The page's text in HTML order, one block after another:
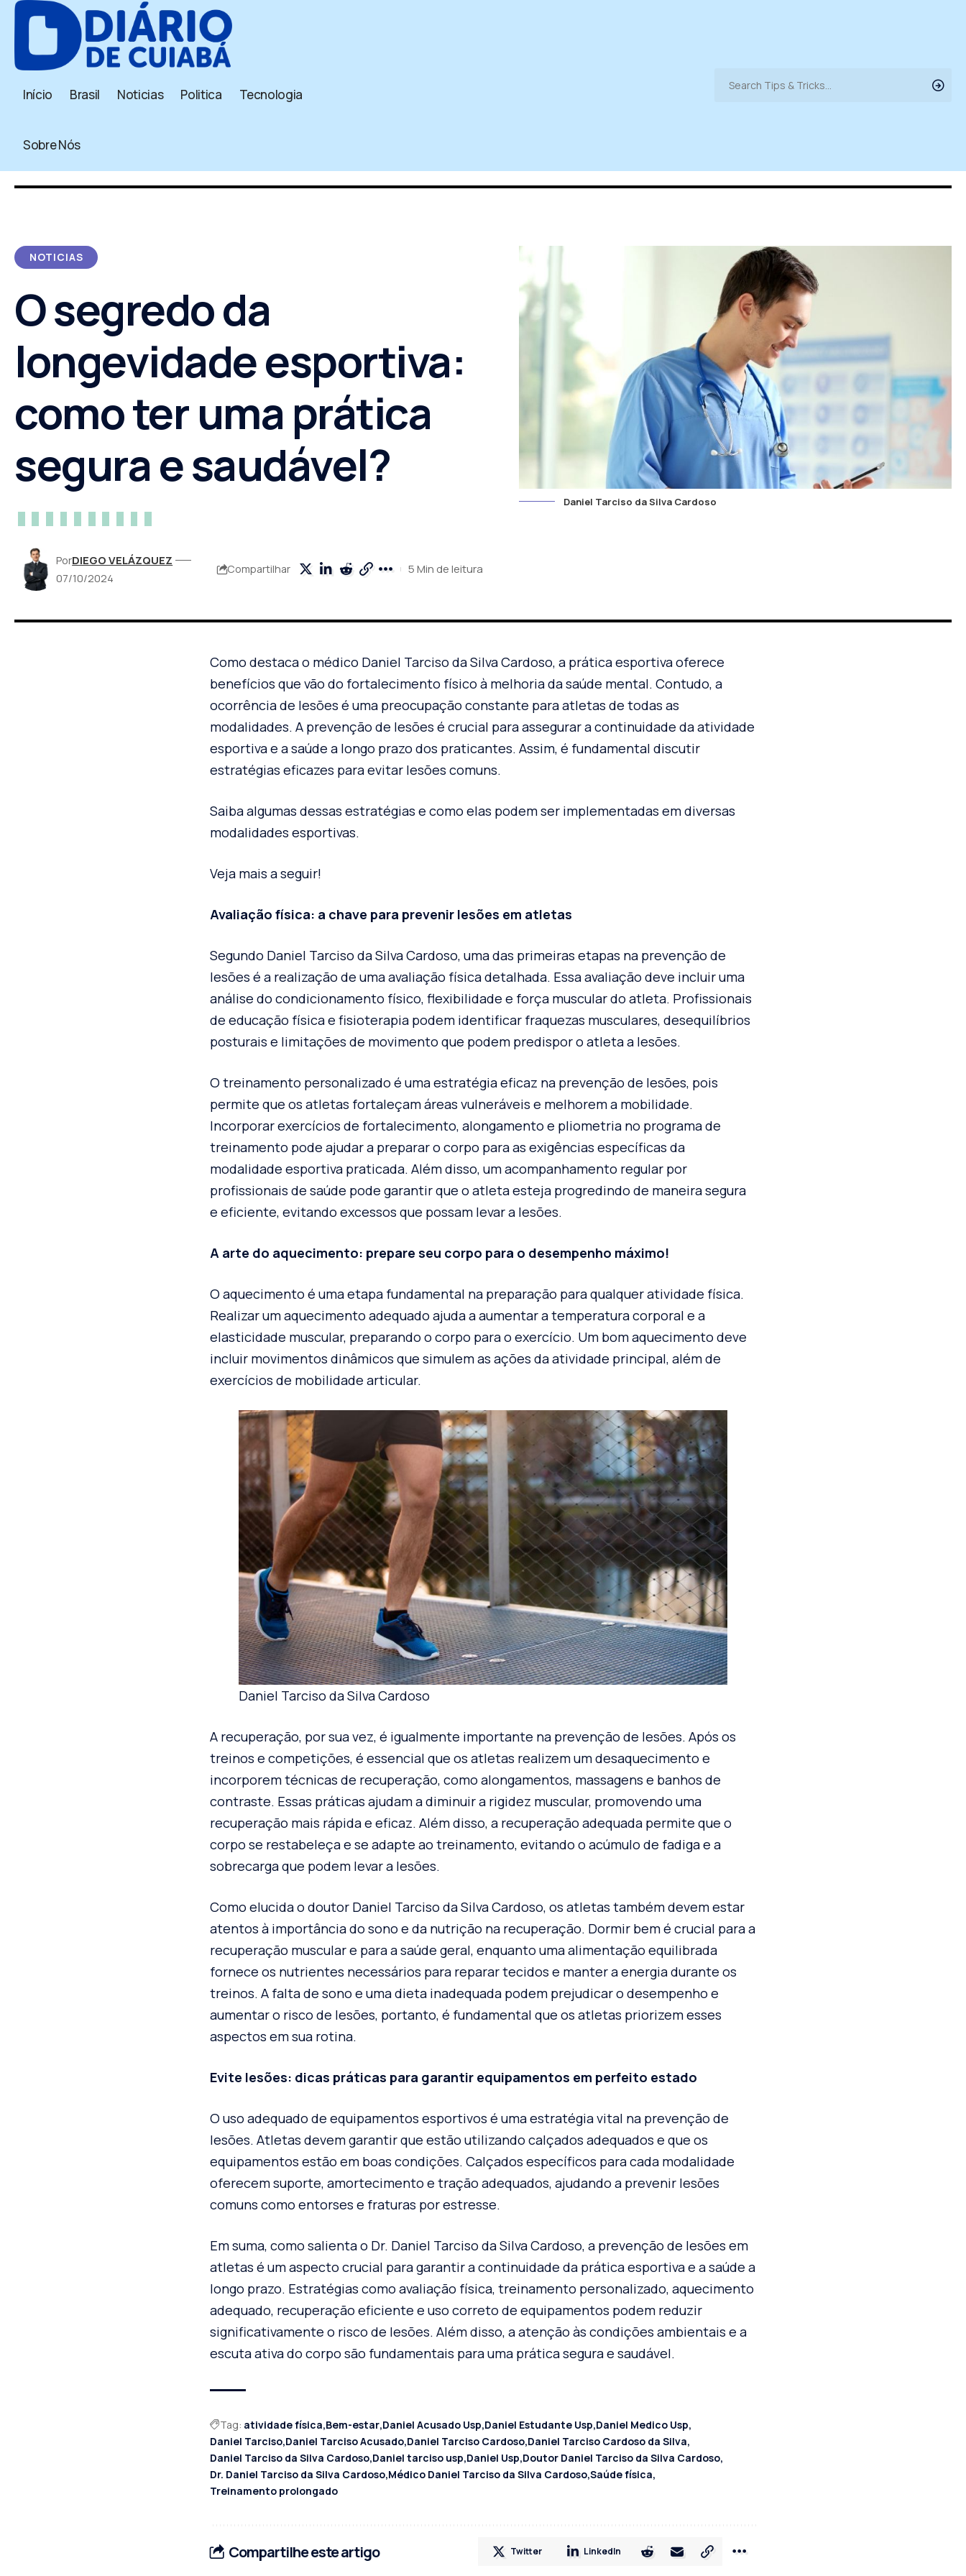
Início Brasil Noticias Politica Tecnologia
Sobre Nós
NOTICIAS
O segredo da
longevidade esportiva:
como ter uma prática
segura e saudável?
PorDIEGO VELÁZQUEZ
07/10/2024
Compartilhar 5 Min de leitura
Daniel Tarciso da Silva Cardoso
Como destaca o médico Daniel Tarciso da Silva Cardoso, a prática esportiva oferece
benefícios que vão do fortalecimento físico à melhoria da saúde mental. Contudo, a
ocorrência de lesões é uma preocupação constante para atletas de todas as
modalidades. A prevenção de lesões é crucial para assegurar a continuidade da atividade
esportiva e a saúde a longo prazo dos praticantes. Assim, é fundamental discutir
estratégias eficazes para evitar lesões comuns.
Saiba algumas dessas estratégias e como elas podem ser implementadas em diversas
modalidades esportivas.
Veja mais a seguir!
Avaliação física: a chave para prevenir lesões em atletas
Segundo Daniel Tarciso da Silva Cardoso, uma das primeiras etapas na prevenção de
lesões é a realização de uma avaliação física detalhada. Essa avaliação deve incluir uma
análise do condicionamento físico, flexibilidade e força muscular do atleta. Profissionais
de educação física e fisioterapia podem identificar fraquezas musculares, desequilíbrios
posturais e limitações de movimento que podem predispor o atleta a lesões.
O treinamento personalizado é uma estratégia eficaz na prevenção de lesões, pois
permite que os atletas fortaleçam áreas vulneráveis e melhorem a mobilidade.
Incorporar exercícios de fortalecimento, alongamento e pliometria no programa de
treinamento pode ajudar a preparar o corpo para as exigências específicas da
modalidade esportiva praticada. Além disso, um acompanhamento regular por
profissionais de saúde pode garantir que o atleta esteja progredindo de maneira segura
e eficiente, evitando excessos que possam levar a lesões.
A arte do aquecimento: prepare seu corpo para o desempenho máximo!
O aquecimento é uma etapa fundamental na preparação para qualquer atividade física.
Realizar um aquecimento adequado ajuda a aumentar a temperatura corporal e a
elasticidade muscular, preparando o corpo para o exercício. Um bom aquecimento deve
incluir movimentos dinâmicos que simulem as ações da atividade principal, além de
exercícios de mobilidade articular.
Daniel Tarciso da Silva Cardoso
A recuperação, por sua vez, é igualmente importante na prevenção de lesões. Após os
treinos e competições, é essencial que os atletas realizem um desaquecimento e
incorporem técnicas de recuperação, como alongamentos, massagens e banhos de
contraste. Essas práticas ajudam a diminuir a rigidez muscular, promovendo uma
recuperação mais rápida e eficaz. Além disso, a recuperação adequada permite que o
corpo se restabeleça e se adapte ao treinamento, evitando o acúmulo de fadiga e a
sobrecarga que podem levar a lesões.
Como elucida o doutor Daniel Tarciso da Silva Cardoso, os atletas também devem estar
atentos à importância do sono e da nutrição na recuperação. Dormir bem é crucial para a
recuperação muscular e para a saúde geral, enquanto uma alimentação equilibrada
fornece os nutrientes necessários para reparar tecidos e manter a energia durante os
treinos. A falta de sono e uma dieta inadequada podem prejudicar o desempenho e
aumentar o risco de lesões, portanto, é fundamental que os atletas priorizem esses
aspectos em sua rotina.
Evite lesões: dicas práticas para garantir equipamentos em perfeito estado
O uso adequado de equipamentos esportivos é uma estratégia vital na prevenção de
lesões. Atletas devem garantir que estão utilizando calçados adequados e que os
equipamentos estão em boas condições. Calçados específicos para cada modalidade
oferecem suporte, amortecimento e tração adequados, ajudando a prevenir lesões
comuns como entorses e fraturas por estresse.
Em suma, como salienta o Dr. Daniel Tarciso da Silva Cardoso, a prevenção de lesões em
atletas é um aspecto crucial para garantir a continuidade da prática esportiva e a saúde a
longo prazo. Estratégias como avaliação física, treinamento personalizado, aquecimento
adequado, recuperação eficiente e uso correto de equipamentos podem reduzir
significativamente o risco de lesões. Além disso, a atenção às condições ambientais e a
escuta ativa do corpo são fundamentais para uma prática segura e saudável.
Tag: atividade física Bem-estar Daniel Acusado Usp Daniel Estudante Usp Daniel Medico Usp
Daniel Tarciso Daniel Tarciso Acusado Daniel Tarciso Cardoso Daniel Tarciso Cardoso da Silva
Daniel Tarciso da Silva Cardoso Daniel tarciso usp Daniel Usp Doutor Daniel Tarciso da Silva Cardoso
Dr. Daniel Tarciso da Silva Cardoso Médico Daniel Tarciso da Silva Cardoso Saúde física
Treinamento prolongado
Compartilhe este artigo Twitter LinkedIn